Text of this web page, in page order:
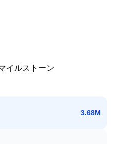
イルストーン
3.68M